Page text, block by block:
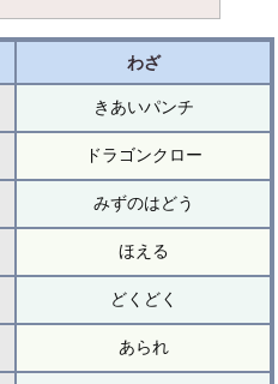
わざ
きあいパンチ
ドラゴンクロー
みずのはどう
ほえる
どくどく
あられ